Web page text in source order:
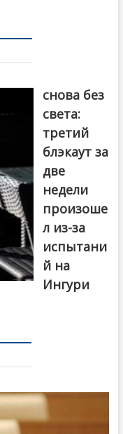
снова без
света:
третий
блэкаут за
две
недели
произоше
л из-за
испытани
й на
Ингури